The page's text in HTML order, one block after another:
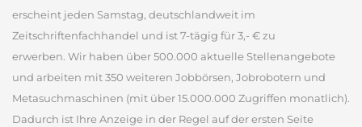
erscheint jeden Samstag, deutschlandweit im
Zeitschriftenfachhandel und ist 7-tägig für 3,- € zu
erwerben. Wir haben über 500.000 aktuelle Stellenangebote
und arbeiten mit 350 weiteren Jobbörsen, Jobrobotern und
Metasuchmaschinen (mit über 15.000.000 Zugriffen monatlich).
Dadurch ist Ihre Anzeige in der Regel auf der ersten Seite